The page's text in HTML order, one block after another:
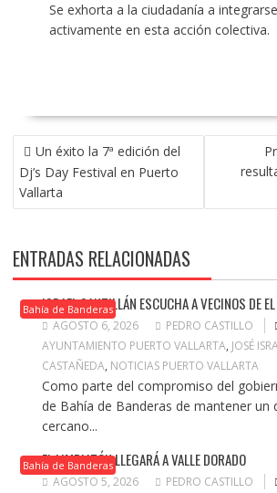
Se exhorta a la ciudadanía a
activamente en esta acción colectiva.
NAVEGACIÓN
DE
ENTRADAS
Un éxito la 7ª edición del
Dj’s Day Festival en Puerto
Vallarta
ENTRADAS RELACIONADAS
Bahía de Banderas
ISRAEL SANTILLÁN ESCUCHA A VECINOS DE
AGOSTO 6, 2026
PEDRO CASTILLO
AYUNTAMIENTO PUERTO VALLARTA, JOSÉ
CASTAÑEDA, NOTICIAS PUERTO VALLARTA
Como parte del compromiso del
de Bahía de Banderas de mantener un
cercano...
Bahía de Banderas
EL LIMPIATÓN LLEGARÁ A VALLE DORADO
AGOSTO 5, 2026 PEDRO CASTILLO